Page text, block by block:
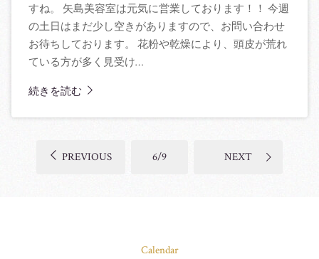
すね。 矢島美容室は元気に営業しております！！ 今週
の土日はまだ少し空きがありますので、お問い合わせ
お待ちしております。 花粉や乾燥により、頭皮が荒れ
ている方が多く見受け…
続きを読む
PREVIOUS 6/9 NEXT
Calendar